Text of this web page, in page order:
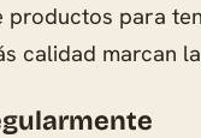
productos para
calidad marcan